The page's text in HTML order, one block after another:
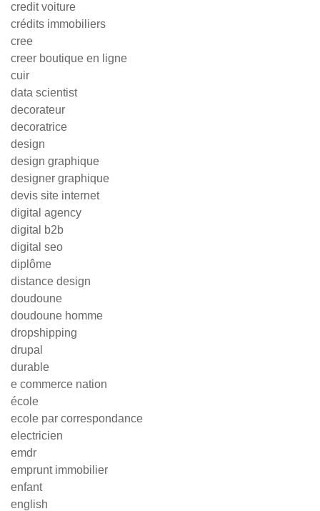
credit voiture
crédits immobiliers
cree
creer boutique en ligne
cuir
data scientist
decorateur
decoratrice
design
design graphique
designer graphique
devis site internet
digital agency
digital b2b
digital seo
diplôme
distance design
doudoune
doudoune homme
dropshipping
drupal
durable
e commerce nation
école
ecole par correspondance
electricien
emdr
emprunt immobilier
enfant
english